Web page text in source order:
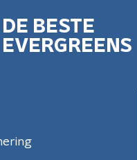
DE BESTE
EVERGREENS